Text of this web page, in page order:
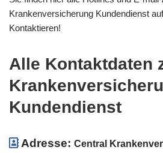
Krankenversicherung Kundendienst
Kontaktieren!
Alle Kontaktdaten
Kundendienst
Adresse: Central